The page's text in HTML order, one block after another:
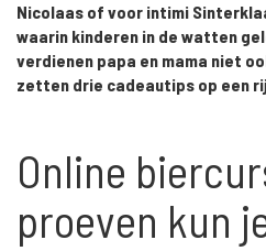
Nicolaas of voor intimi
waarin kinderen in de watten
verdienen papa en mama niet
zetten drie cadeautips op een
Online
proeven kun